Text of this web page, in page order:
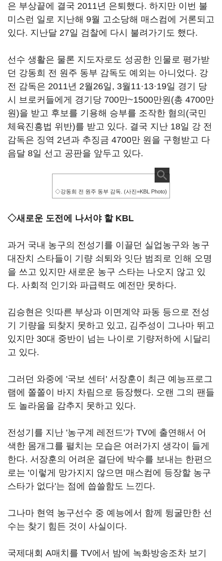
은 부상끝에 결국 2011년 은퇴했다. 하지만 이번 불
미스런 일로 지난해 9월 고소당해 매스컴에 거론되고
있다. 지난달 27일 검찰에 다시 불려가기도 했다.
선수 생활은 물론 지도자로도 성공한 인물로 평가받
던 강동희 전 원주 동부 감독도 예외는 아니었다. 강
전 감독은 2011년 2월26일, 3월11·13·19일 경기 당
시 브로커들에게 경기당 700만~1500만원(총 4700만
원)을 받고 후보를 기용해 승부를 조작한 혐의(국민
체육진흥법 위반)를 받고 있다. 결국 지난 18일 강 전
감독은 징역 2년과 추징금 4700만 원을 구형받고 다
음달 8일 선고 공판을 앞두고 있다.
◇강동희 전 원주 동부 감독. (사진=KBL Photo)
◇새로운 도전에 나서야 할 KBL
과거 국내 농구의 전성기를 이끌던 실업농구와 농구
대잔치 스타들이 기량 쇠퇴와 잇단 범죄로 인해 오명
을 쓰고 있지만 새로운 농구 스타는 나오지 않고 있
다. 사회적 인기와 파급력도 예전만 못하다.
김승현은 잇따른 부상과 이면계약 파동 등으로 전성
기 기량을 되찾지 못하고 있고, 김주성이 그나마 뛰고
있지만 30대 중반이 넘는 나이로 기량저하에 시달리
고 있다.
그러던 와중에 '국보 센터' 서장훈이 최근 예능프로그
램에 쫄쫄이 바지 차림으로 등장했다. 오랜 그의 팬들
도 놀라움을 감추지 못하고 있다.
전성기를 지난 '농구계 레전드'가 TV에 출연해서 어
색한 몸개그를 펼치는 모습은 여러가지 생각이 들게
한다. 서장훈의 어려운 결단에 박수를 보내는 한편으
로는 '이렇게 망가지지 않으면 매스컴에 등장할 농구
스타가 없다'는 점에 씁쓸함도 느낀다.
그나마 현역 농구선수 중 예능에서 함께 뒹굴만한 선
수는 찾기 힘든 것이 사실이다.
국제대회 A매치를 TV에서 밤에 녹화방송조차 보기